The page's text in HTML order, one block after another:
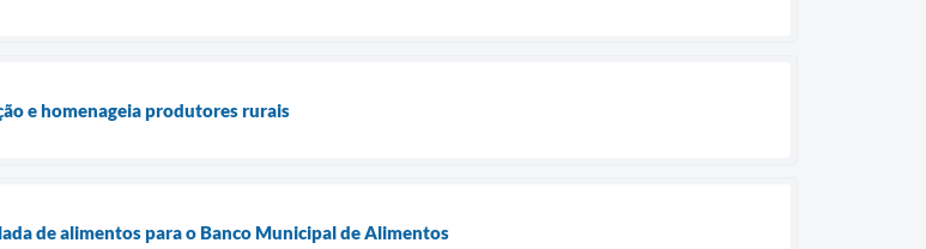
e homenageia produtores rurais
de alimentos para o Banco Municipal de Alimentos